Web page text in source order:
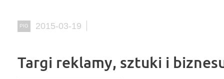
PIG 2015-03-19
Targi reklamy, sztuki i